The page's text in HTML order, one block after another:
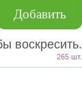
Добавить
воскресить.
265 шт.